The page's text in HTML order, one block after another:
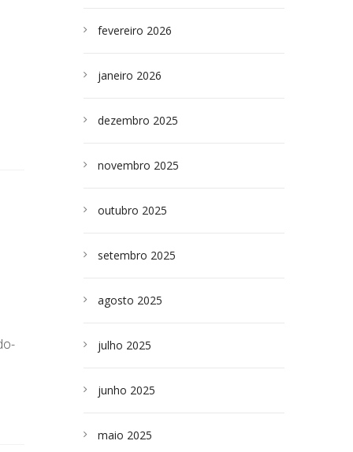
fevereiro 2026
janeiro 2026
dezembro 2025
novembro 2025
outubro 2025
setembro 2025
agosto 2025
julho 2025
junho 2025
maio 2025